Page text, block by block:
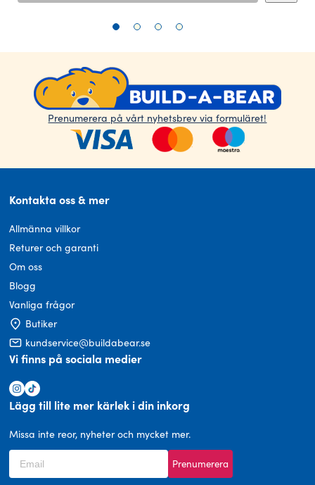
Prenumerera på vårt nyhetsbrev via formuläret!
Kontakta oss & mer
Allmänna villkor
Returer och garanti
Om oss
Blogg
Vanliga frågor
Butiker
kundservice@buildabear.se
Vi finns på sociala medier
Lägg till lite mer kärlek i din inkorg
Missa inte reor, nyheter och mycket mer.
Prenumerera